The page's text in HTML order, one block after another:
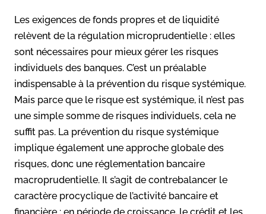
Les exigences de fonds propres et de liquidité
relèvent de la régulation microprudentielle : elles
sont nécessaires pour mieux gérer les risques
individuels des banques. C’est un préalable
indispensable à la prévention du risque systémique.
Mais parce que le risque est systémique, il n’est pas
une simple somme de risques individuels, cela ne
suffit pas. La prévention du risque systémique
implique également une approche globale des
risques, donc une réglementation bancaire
macroprudentielle. Il s’agit de contrebalancer le
caractère procyclique de l’activité bancaire et